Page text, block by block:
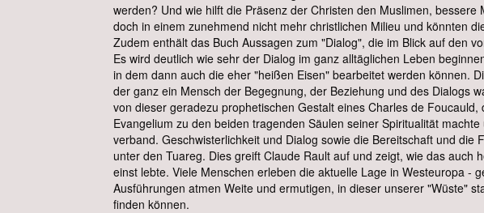
werden? Und wie hilft die Präsenz der Christen den Muslimen,
doch in einem zunehmend nicht mehr christlichen Milieu und könnten
Zudem enthält das Buch Aussagen zum "Dialog", die im Blick auf den
Es wird deutlich wie sehr der Dialog im ganz alltäglichen Leben
in dem dann auch die eher "heißen Eisen" bearbeitet werden können.
der ganz ein Mensch der Begegnung, der Beziehung und des Dialogs
von dieser geradezu prophetischen Gestalt eines Charles de
Evangelium zu den beiden tragenden Säulen seiner Spiritualität
verband. Geschwisterlichkeit und Dialog sowie die Bereitschaft und
unter den Tuareg. Dies greift Claude Rault auf und zeigt, wie das
einst lebte. Viele Menschen erleben die aktuelle Lage in Westeuropa -
Ausführungen atmen Weite und ermutigen, in dieser unserer "Wüste"
finden können.